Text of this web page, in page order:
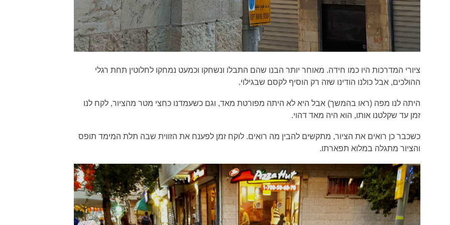
ציורי המדרכות היו כמו חידה. מאוחר יותר הבנו שהם התבלו ונשחקו וכמעט נמחקו לחלוטין תחת רגלי
ההולכים, אבל כולנו הודינו שזה רק הוסיף לקסם שבגילוי.
היתה לנו מפה (ראו בהמשך) אבל היא לא היתה מפורטת מאד, וגם כשעמדנו כחצי מטר מהציור, לקח לנו
זמן עד שקלטנו אותו, הוא היה מאד דהוי.
כשכבר כן רואים את הציור, מתקשים להבין מה רואים. לוקח זמן לפענח את הזווית שבה תלת המימד תופס
והציור מתגלה במלוא תפארתו.